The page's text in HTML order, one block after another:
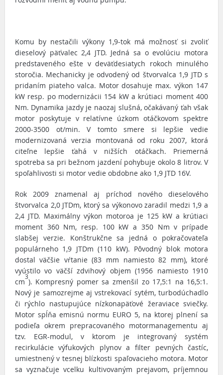
Komu by nestačili výkony 1,9-tok má možnosť si zvoliť
dieselový päťvalec 2,4 JTD. Jedná sa o evolúciu motora
predstaveného ešte v deväťdesiatych rokoch minulého
storočia. Mechanicky je odvodený od štvorvalca 1,9 JTD s
pridaním piateho valca. Motor dosahuje max. výkon 147
kW resp. po modernizácii 154 kW a krútiaci moment 400
Nm. Dynamika jazdy je naozaj slušná, očakávaný ťah však
motor poskytuje v relatívne úzkom otáčkovom spektre
2000-3500 ot/min. V tomto smere si lepšie vedie
modernizovaná verzia montovaná od roku 2007, ktorá
citeľne lepšie ťahá v nižších otáčkach. Priemerná
spotreba sa pri bežnom jazdení pohybuje okolo 8 litrov. V
spoľahlivosti si motor vedie obdobne ako 1,9 JTD 16V.
Rok 2009 znamenal aj príchod nového dieselového
štvorvalca 2,0 JTDm, ktorý sa výkonovo zaradil medzi 1,9 a
2,4 JTD. Maximálny výkon motoroa je 125 kW a krútiaci
moment 360 Nm, resp. 100 kW a 350 Nm v prípade
slabšej verzie. Konštrukčne sa jedná o pokračovateľa
populárneho 1,9 JTDm (110 kW). Pôvodný blok motora
dostal väčšie vŕtanie (83 mm namiesto 82 mm), ktoré
vyústilo vo väčší zdvihový objem (1956 namiesto 1910
cm
3
). Kompresný pomer sa zmenšil zo 17,5:1 na 16,5:1.
Nový je samozrejme aj vstrekovací sytém, turbodúchadlo
či rýchlo nastupujúce nízkonapäťové žeraviace sviečky.
Motor spĺňa emisnú normu EURO 5, na ktorej plnení sa
podieľa okrem prepracovaného motormanagementu aj
tzv. EGR-modul, v ktorom je integrovaný systém
recirkulácie výfukových plynov a filter pevných častíc,
umiestnený v tesnej blízkosti spaľovacieho motora. Motor
sa vyznačuje vcelku kultivovaným prejavom, príjemnou